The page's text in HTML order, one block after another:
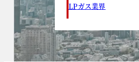
LPガス業界